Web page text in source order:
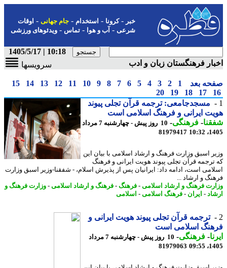
-کرونا-استخدام- جام جهانی-اوقات
شرعی-آب و هوا-تماس-ویدئوهای ورزشی
10:18 | 1405/5/17
فرهنگستان زبان و ادب
سرویسها
بعد 1
2
3
4
5
6
7
8
9
10
11
12
13
14
15
17
18
19
20
مسجدجامعی: ترجمه قرآن تجلی پیوند
ایرانی و فرهنگ اسلامی است
-فرهنگی-
10 روز پیش - چهارشنبه 7 مرداد
81979417
اسبق وزارت فرهنگ و ارشاد اسلامی با بیان این
قرآن تجلی پیوند هویت ایرانی و فرهنگ
است، ادامه داد: ایرانیان پس از پذیرش اسلام، - شفقنا-وزیر اسبق وزارت
و ارشاد ...
فرهنگ و ارشاد اسلامی-فرهنگ -فرهنگ و ارشاد اسلامی-وزارت فرهنگ و
-ایران - فرهنگ اسلامی-اسلامی
ترجمه قرآن تجلی پیوند هویت ایرانی و
اسلامی است
-فرهنگی-
10 روز پیش - چهارشنبه 7 مرداد
81979063